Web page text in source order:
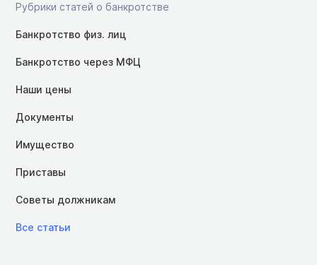
Рубрики статей о банкротстве
Банкротство физ. лиц
Банкротство через МФЦ
Наши цены
Документы
Имущество
Приставы
Советы должникам
Все статьи